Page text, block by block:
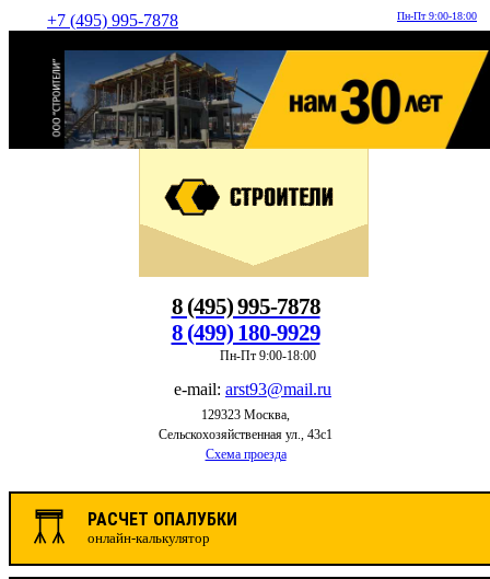
Пн-Пт 9:00-18:00
+7 (495) 995-7878
8 (495) 995-7878
8 (499) 180-9929
Пн-Пт 9:00-18:00
e-mail: arst93@mail.ru
129323 Москва,
Сельскохозяйственная ул., 43с1
Схема проезда
РАСЧЕТ ОПАЛУБКИ
онлайн-калькулятор